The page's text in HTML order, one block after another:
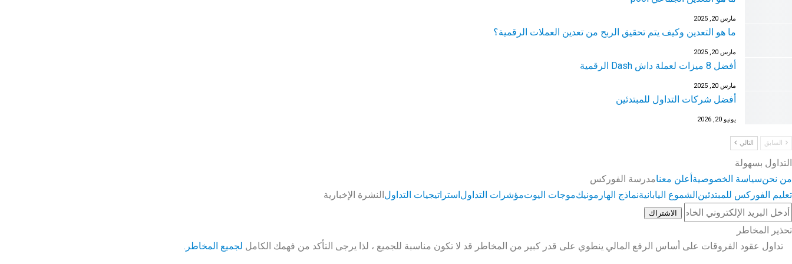
مارس 20, 2025
ما هو التعدين وكيف يتم تحقيق الربح من تعدين العملات الرقمية؟
مارس 20, 2025
أفضل 8 ميزات لعملة داش Dash الرقمية
مارس 20, 2025
أفضل شركات التداول للمبتدئين
يونيو 20, 2026
السابق التالي
التداول بسهولة
من نحنسياسة الخصوصيةأعلن معنامدرسة الفوركس
تعليم الفوركس للمبتدئينالشموع اليابانيةنماذج الهارمونيكموجات اليوتمؤشرات التداولاستراتيجيات التداولالنشرة الإخبارية
الاشتراك
تحذير المخاطر
تداول عقود الفروقات على أساس الرفع المالي ينطوي على قدر كبير من المخاطر قد لا تكون مناسبة للجميع ، لذا يرجى التأكد من فهمك الكامل لجميع المخاطر.